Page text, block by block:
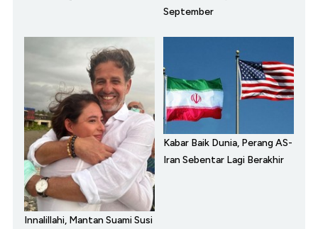
September
Innalillahi, Mantan Suami Susi
Kabar Baik Dunia, Perang AS-
Iran Sebentar Lagi Berakhir